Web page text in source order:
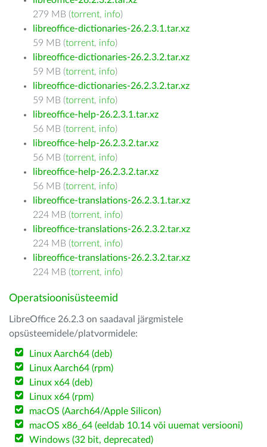
279 MB (torrent, info)
libreoffice-dictionaries-26.2.3.1.tar.xz
59 MB (torrent, info)
libreoffice-dictionaries-26.2.3.2.tar.xz
59 MB (torrent, info)
libreoffice-dictionaries-26.2.3.2.tar.xz
59 MB (torrent, info)
libreoffice-help-26.2.3.1.tar.xz
56 MB (torrent, info)
libreoffice-help-26.2.3.2.tar.xz
56 MB (torrent, info)
libreoffice-help-26.2.3.2.tar.xz
56 MB (torrent, info)
libreoffice-translations-26.2.3.1.tar.xz
224 MB (torrent, info)
libreoffice-translations-26.2.3.2.tar.xz
224 MB (torrent, info)
libreoffice-translations-26.2.3.2.tar.xz
224 MB (torrent, info)
Operatsioonisüsteemid
LibreOffice 26.2.3 on saadaval järgmistele
opsüsteemidele/platvormidele:
Linux Aarch64 (deb)
Linux Aarch64 (rpm)
Linux x64 (deb)
Linux x64 (rpm)
macOS (Aarch64/Apple Silicon)
macOS x86_64 (eeldab 10.14 või uuemat versiooni)
Windows (32 bit, deprecated)